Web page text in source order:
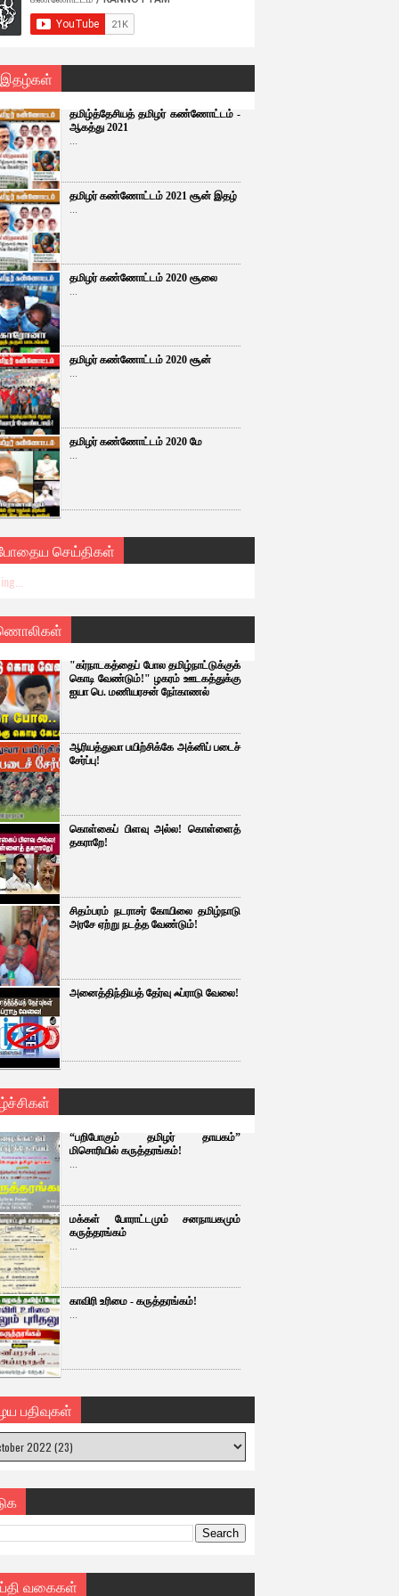
இதழ்கள்
தமிழ்த்தேசியத் தமிழர் கண்ணோட்டம் -
ஆகத்து 2021
...
தமிழர் கண்ணோட்டம் 2021 சூன் இதழ்
...
தமிழர் கண்ணோட்டம் 2020 சூலை
...
தமிழர் கண்ணோட்டம் 2020 சூன்
...
தமிழர் கண்ணோட்டம் 2020 மே
...
செய்திகள்
"கர்நாடகத்தைப் போல தமிழ்நாட்டுக்குக்
கொடி வேண்டும்!" ழகரம் ஊடகத்துக்கு
ஐயா பெ. மணியரசன் நோ்காணல்
ஆரியத்துவா பயிற்சிக்கே அக்னிப் படைச்
சேர்ப்பு!
கொள்கைப் பிளவு அல்ல! கொள்ளைத்
தகராறே!
சிதம்பரம் நடராசர் கோயிலை தமிழ்நாடு
அரசே ஏற்று நடத்த வேண்டும்!
அனைத்திந்தியத் தேர்வு ஃப்ராடு வேலை!
“பறிபோகும் தமிழர் தாயகம்”
மிசொரியில் கருத்தரங்கம்!
...
மக்கள் போராட்டமும் சனநாயகமும்
கருத்தரங்கம்
...
காவிரி உரிமை - கருத்தரங்கம்!
...
பதிவுகள்
வகைகள்